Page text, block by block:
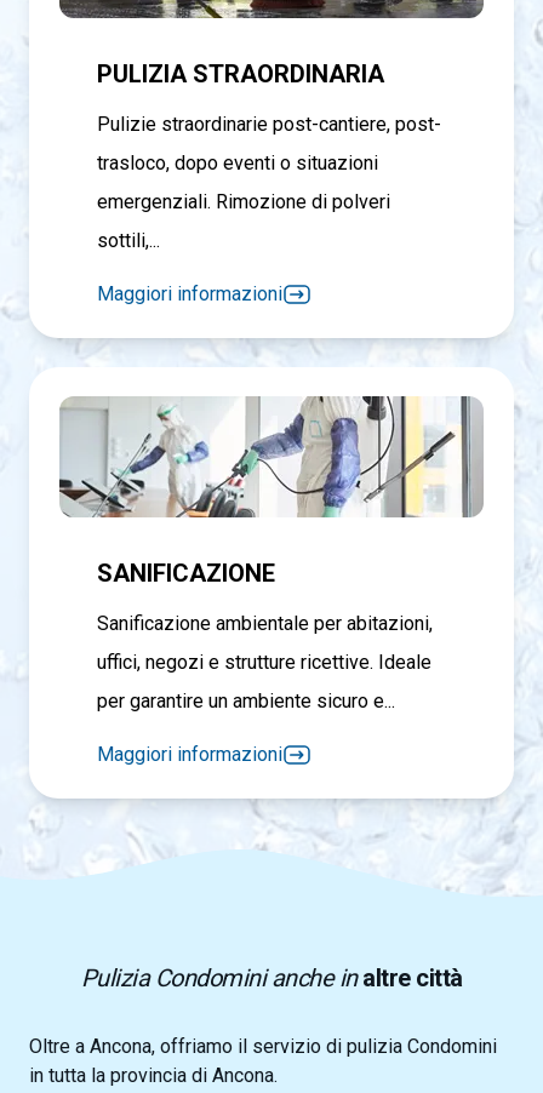
PULIZIA STRAORDINARIA
Pulizie straordinarie post-cantiere, post-
trasloco, dopo eventi o situazioni
emergenziali. Rimozione di polveri
sottili,...
Maggiori informazioni
SANIFICAZIONE
Sanificazione ambientale per abitazioni,
uffici, negozi e strutture ricettive. Ideale
per garantire un ambiente sicuro e...
Maggiori informazioni
Pulizia Condomini anche inaltre città
Oltre a Ancona, offriamo il servizio di pulizia Condomini
in tutta la provincia di Ancona.